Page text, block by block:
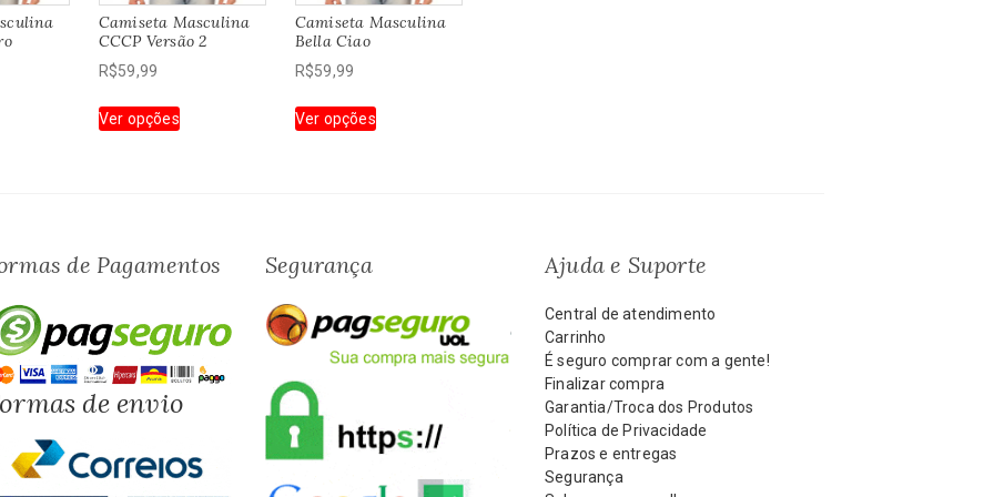
Camiseta Masculina
CCCP Versão 2
R$59,99
Ver opçõesproduto
podem
escolhidas
na
página
Camiseta Masculina
Bella Ciao
R$59,99
Ver opçõesproduto
escolhidas
página
de Pagamentos
de envio
Segurança Ajuda e Suporte
Central de atendimento
Carrinho
É seguro comprar com a gente!
Finalizar compra
Garantia/Troca dos Produtos
Política de Privacidade
Prazos e entregas
Segurança